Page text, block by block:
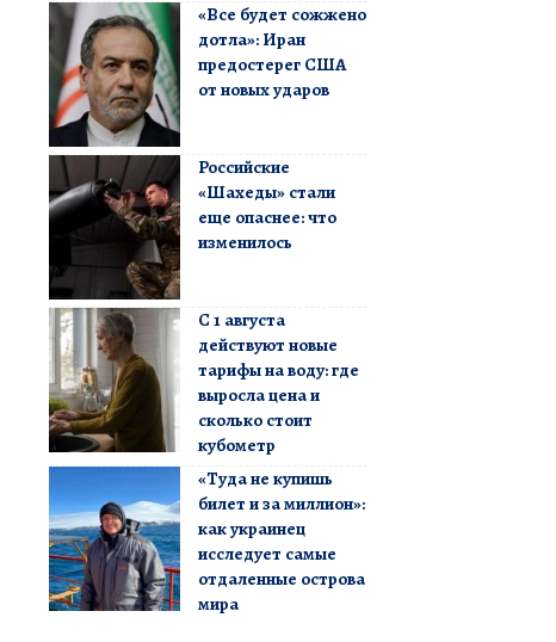
«Все будет сожжено
дотла»: Иран
предостерег США
от новых ударов
Российские
«Шахеды» стали
еще опаснее: что
изменилось
С 1 августа
действуют новые
тарифы на воду: где
выросла цена и
сколько стоит
кубометр
«Туда не купишь
билет и за миллион»:
как украинец
исследует самые
отдаленные острова
мира